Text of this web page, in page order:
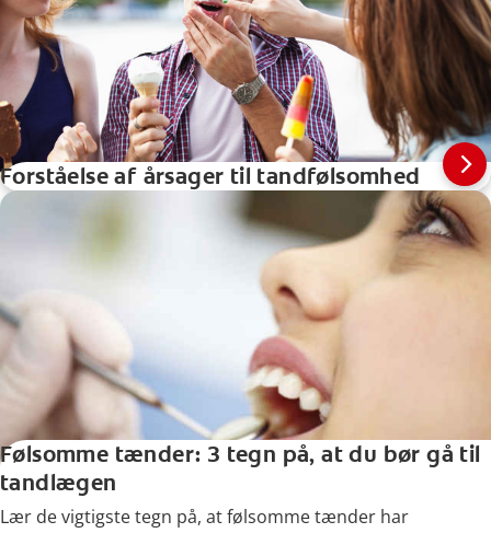
Forståelse af årsager til tandfølsomhed
Følsomme tænder: 3 tegn på, at du bør gå til
tandlægen
Lær de vigtigste tegn på, at følsomme tænder har